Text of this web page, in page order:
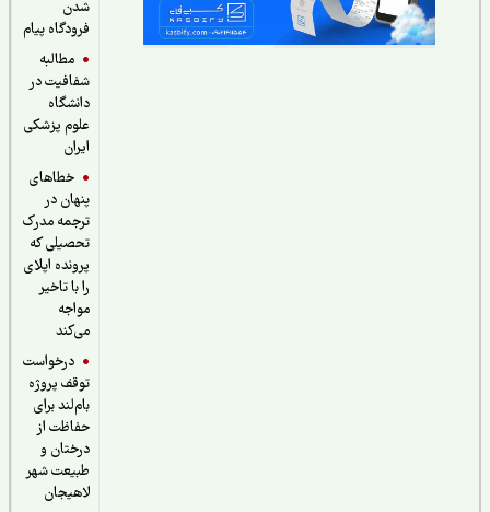
فرودگاه پیام
مطالبه
شفافیت در
دانشگاه
علوم پزشکی
خطاهای
پنهان در
ترجمه مدرک
تحصیلی که
پرونده اپلای
را با تاخیر
درخواست
توقف پروژه
بام‌لند برای
حفاظت از
درختان و
طبیعت شهر
لاهیجان